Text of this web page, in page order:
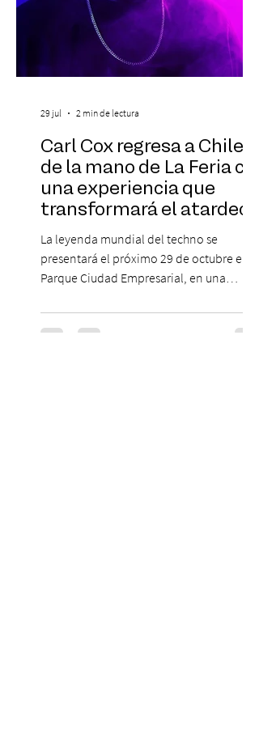
Carl Cox regresa a Chile
de la mano de La Feria con
una experiencia que
transformará el atardecer
del jueves en una
celebración de música
electrónica
La leyenda mundial del techno se
presentará el próximo 29 de octubre en
Parque Ciudad Empresarial, en una
vivir una jornada de música, comunidad y
cultura electrónica desde las 18:00 horas.
29 jul 2 min de lectura